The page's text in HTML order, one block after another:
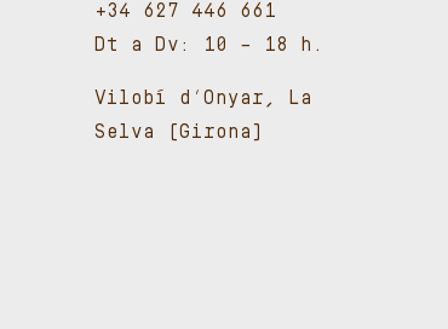
+34 627 446 661
Dt a Dv: 10 – 18 h.
Vilobí d’Onyar, La
Selva (Girona)